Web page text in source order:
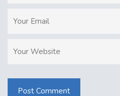
Post Comment